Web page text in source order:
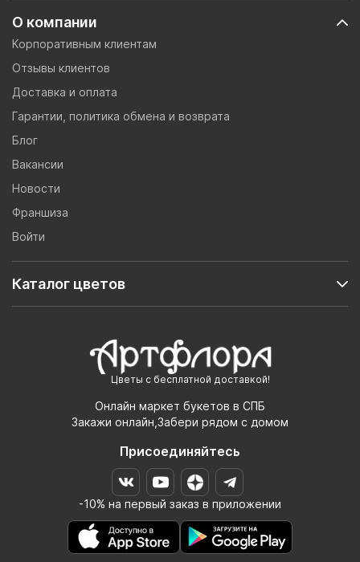
Цветы с бесплатной доставкой!
Онлайн маркет букетов в СПБ
Закажи онлайн,Забери рядом с домом
Присоединяйтесь
-10% на первый заказ в приложении
О компании
Корпоративным клиентам
Отзывы клиентов
Доставка и оплата
Гарантии, политика обмена и возврата
Блог
Вакансии
Новости
Франшиза
Войти
Каталог цветов